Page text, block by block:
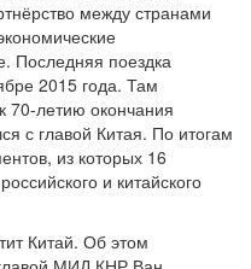
между странами
Последняя поездка
2015 года. Там
70-летию окончания
с главой Китая. По итогам
из которых 16
и китайского
Китай. Об этом